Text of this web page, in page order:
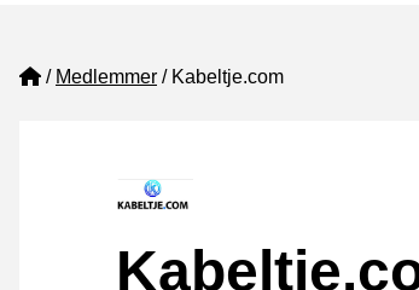
Home
Medlemmer Kabeltje.com